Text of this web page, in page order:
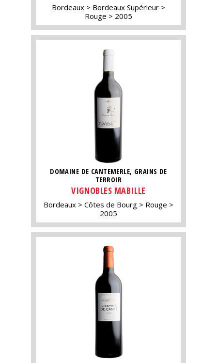
Bordeaux
Bordeaux Supérieur
Rouge
2005
DOMAINE DE CANTEMERLE, GRAINS DE
TERROIR
VIGNOBLES MABILLE
Bordeaux Côtes de Bourg
Rouge
2005